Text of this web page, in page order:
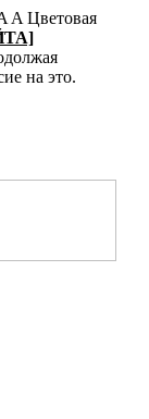
A Цветовая
на это.